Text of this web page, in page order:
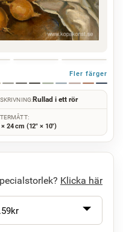
Fler färger
Rullad i ett rör
× 24 cm (12" × 10")
Klicka här
kr